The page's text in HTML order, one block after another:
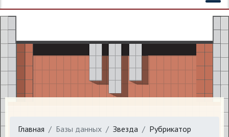
Главная Базы данных Звезда
Рубрикатор